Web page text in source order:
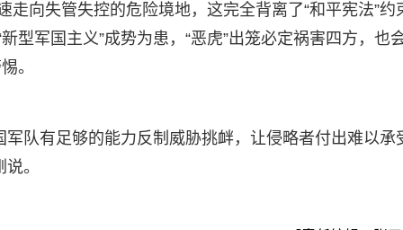
走向失管失控的危险境地，这完全背离了“和平宪法”约
型军国主义”成势为患，“恶虎”出笼必定祸害四方，也
。
队有足够的能力反制威胁挑衅，让侵略者付出难以承
。